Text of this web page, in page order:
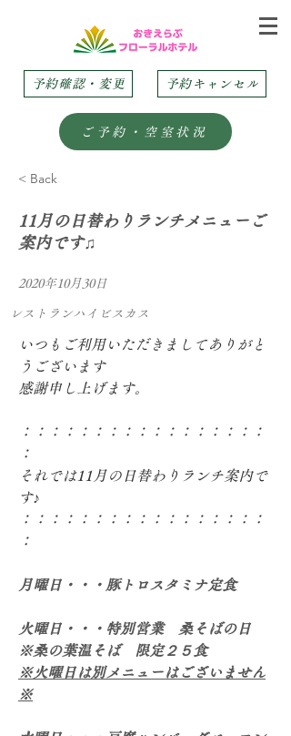
予約確認・変更 予約キャンセル
ご予約・空室状況
< Back
11月の日替わりランチメニューご
案内です♫
2020年10月30日
レストランハイビスカス
いつもご利用いただきましてありがと
うございます
感謝申し上げます。
：：：：：：：：：：：：：：：：：
：
それでは11月の日替わりランチ案内で
す♪
：：：：：：：：：：：：：：：：：
：
月曜日・・・豚トロスタミナ定食
火曜日・・・特別営業　桑そばの日
※桑の葉温そば　限定２５食
※火曜日は別メニューはございません
※